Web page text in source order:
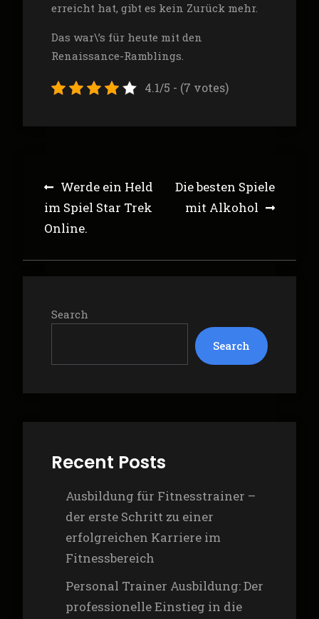
erreicht hat, gibt es kein Zurück mehr.
Das war\’s für heute mit den
Renaissance-Ramblings.
4.1/5 - (7 votes)
Post
navigation
Werde ein Held
im Spiel Star Trek
Online.
Die besten Spiele
mit Alkohol
Search
Search
Recent Posts
Ausbildung für Fitnesstrainer –
der erste Schritt zu einer
erfolgreichen Karriere im
Fitnessbereich
Personal Trainer Ausbildung: Der
professionelle Einstieg in die